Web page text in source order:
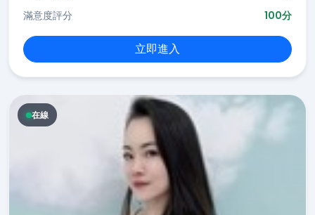
滿意度評分
100分
立即進入
在線